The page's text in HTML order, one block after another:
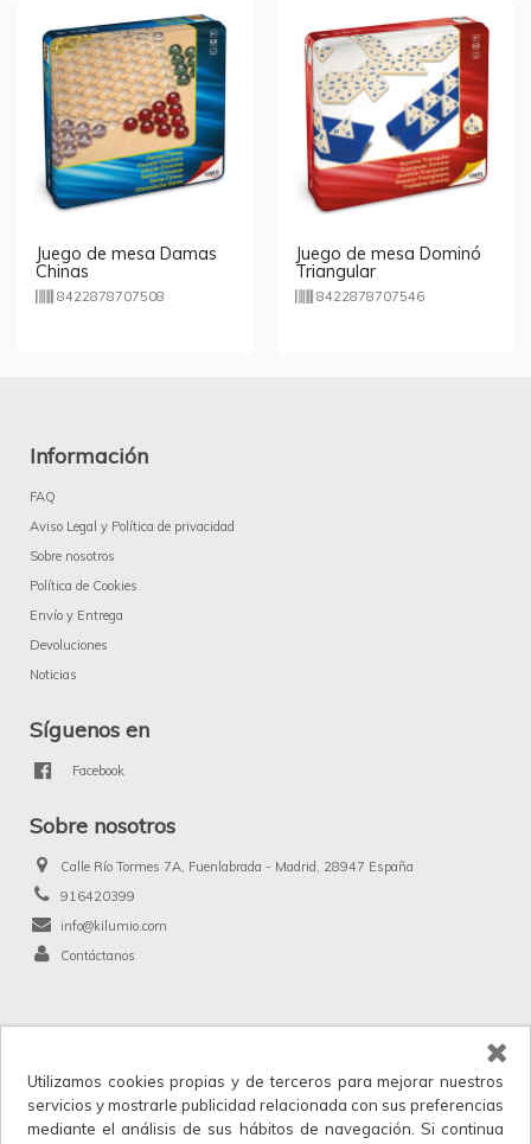
Juego de mesa Damas
Chinas
8422878707508
Juego de mesa Dominó
Triangular
8422878707546
Información
FAQ
Aviso Legal y Política de privacidad
Sobre nosotros
Política de Cookies
Envío y Entrega
Devoluciones
Noticias
Síguenos en
Facebook
Sobre nosotros
Calle Río Tormes 7A, Fuenlabrada - Madrid, 28947 España
916420399
info@kilumio.com
Contáctanos
Kilumio.com. Todos los derechos reservados.
Kilumio, distribuidor y proveedor mayorista de productos de licencias, merchandising
y anunciados en TV. IVA no incluido en los precios.
Horario de atención al cliente: Lunes a Viernes 9:00 a 17:30.
Utilizamos cookies propias y de terceros para mejorar nuestros
servicios y mostrarle publicidad relacionada con sus preferencias
mediante el análisis de sus hábitos de navegación. Si continua